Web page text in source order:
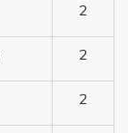
2
2
2